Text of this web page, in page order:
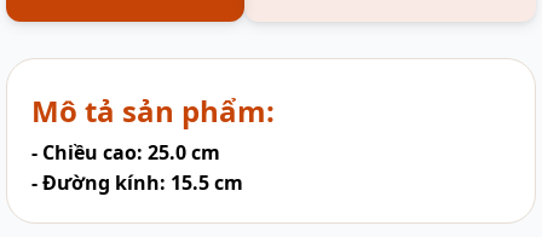
Mô tả sản phẩm:
- Chiều cao: 25.0 cm
- Đường kính: 15.5 cm